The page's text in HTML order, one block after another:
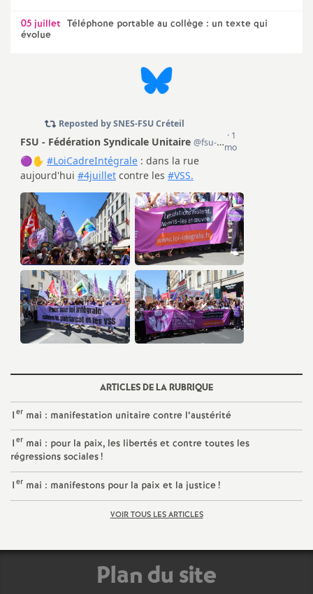
r
é
O
r
l
é
a
n
s
T
o
u
05 juillet Téléphone portable au collège : un texte qui
évolue
ARTICLES DE LA RUBRIQUE
1er mai : manifestation unitaire contre l’austérité
1er mai : pour la paix, les libertés et contre toutes les
régressions sociales!
1er mai : manifestons pour la paix et la justice!
VOIR TOUS LES ARTICLES
Plan du site